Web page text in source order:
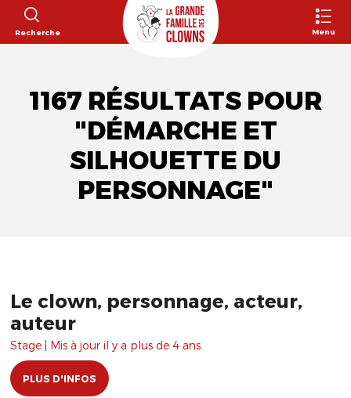
Recherche Menu
1167 RÉSULTATS POUR
"DÉMARCHE ET
SILHOUETTE DU
PERSONNAGE"
Le clown, personnage, acteur,
auteur
Stage | Mis à jour il y a plus de 4 ans.
PLUS D'INFOS